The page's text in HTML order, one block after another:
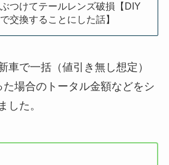
ぶつけてテールレンズ破損【DIY
で交換することにした話】
車で一括（値引き無し想定）
場合のトータル金額などをシ
した。